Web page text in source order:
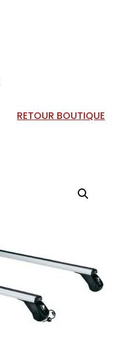
RETOUR BOUTIQUE